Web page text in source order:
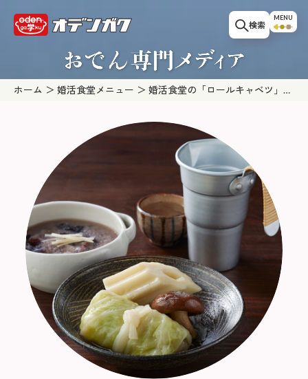
検索
MENU
ホーム 婚活食堂メニュー
婚活食堂の「ロールキャベツ」に